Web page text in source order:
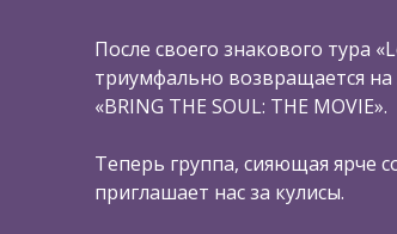
После своего знакового тура
триумфально возвращается
«BRING THE SOUL: THE MOVIE».
Теперь группа, сияющая ярче
приглашает нас за кулисы.